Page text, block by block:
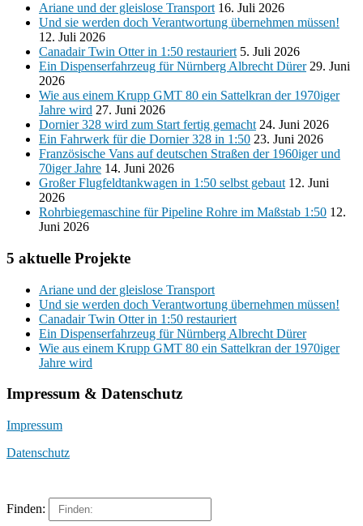
Ariane und der gleislose Transport 16. Juli 2026
Und sie werden doch Verantwortung übernehmen müssen!
12. Juli 2026
Canadair Twin Otter in 1:50 restauriert 5. Juli 2026
Ein Dispenserfahrzeug für Nürnberg Albrecht Dürer 29. Juni
2026
Wie aus einem Krupp GMT 80 ein Sattelkran der 1970iger
Jahre wird 27. Juni 2026
Dornier 328 wird zum Start fertig gemacht 24. Juni 2026
Ein Fahrwerk für die Dornier 328 in 1:50 23. Juni 2026
Französische Vans auf deutschen Straßen der 1960iger und
70iger Jahre 14. Juni 2026
Großer Flugfeldtankwagen in 1:50 selbst gebaut 12. Juni
2026
Rohrbiegemaschine für Pipeline Rohre im Maßstab 1:50 12.
Juni 2026
5 aktuelle Projekte
Ariane und der gleislose Transport
Und sie werden doch Verantwortung übernehmen müssen!
Canadair Twin Otter in 1:50 restauriert
Ein Dispenserfahrzeug für Nürnberg Albrecht Dürer
Wie aus einem Krupp GMT 80 ein Sattelkran der 1970iger
Jahre wird
Impressum & Datenschutz
Impressum
Datenschutz
Finden: